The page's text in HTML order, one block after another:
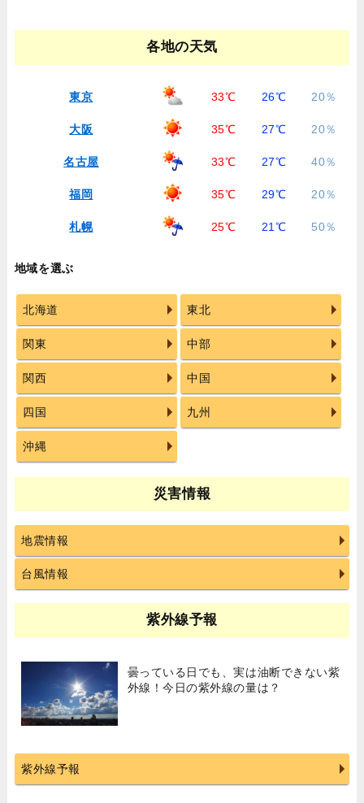
各地の天気
東京 33℃ 26℃ 20％
大阪 35℃ 27℃ 20％
名古屋 33℃ 27℃ 40％
福岡 35℃ 29℃ 20％
札幌 25℃ 21℃ 50％
地域を選ぶ
北海道 東北
関東 中部
関西 中国
四国 九州
沖縄
災害情報
地震情報
台風情報
紫外線予報
曇っている日でも、実は油断できない紫
外線！今日の紫外線の量は？
紫外線予報